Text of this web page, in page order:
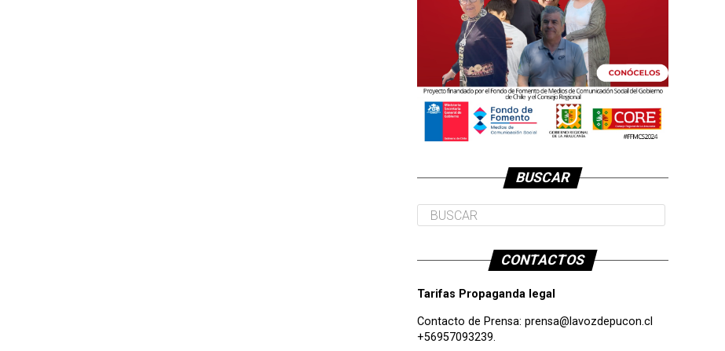
BUSCAR
CONTACTOS
Tarifas Propaganda legal
Contacto de Prensa: prensa@lavozdepucon.cl
+56957093239.